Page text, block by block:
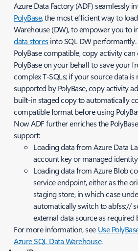
Azure Data Factory (ADF) seamlessly
PolyBase, the most efficient way to
Warehouse (DW), to empower you to
data storesinto SQL DW performantly.
PolyBase compatible, copy activity
PolyBase on your behalf to save your
complex T-SQLs; if your source data
supported by PolyBase, copy activity
built-in staged copy to automatically
compatible format before using
Now ADF further enriches the
support:
Loading data from Azure Data
account key or managed
Loading data from Azure Blob
service endpoint, either as the
staging store, in which case
automatically switch to abfss://
external data source as required
For more information, see Use
Azure SQL Data Warehouse.